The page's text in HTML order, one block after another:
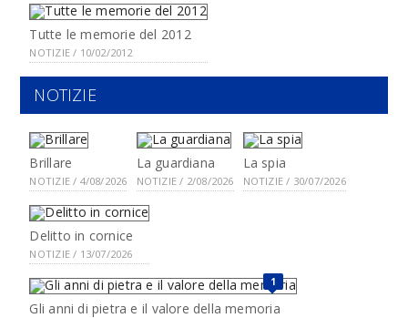
Tutte le memorie del 2012
NOTIZIE / 10/02/2012
NOTIZIE
Brillare
NOTIZIE / 4/08/2026
La guardiana
NOTIZIE / 2/08/2026
La spia
NOTIZIE / 30/07/2026
Delitto in cornice
NOTIZIE / 13/07/2026
1
Gli anni di pietra e il valore della memoria